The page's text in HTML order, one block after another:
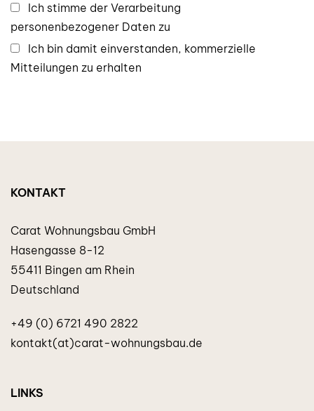
Ich stimme der Verarbeitung
personenbezogener Daten zu
Ich bin damit einverstanden, kommerzielle
Mitteilungen zu erhalten
KONTAKT
Carat Wohnungsbau GmbH
Hasengasse 8-12
55411 Bingen am Rhein
Deutschland
+49 (0) 6721 490 2822
kontakt(at)carat-wohnungsbau.de
LINKS